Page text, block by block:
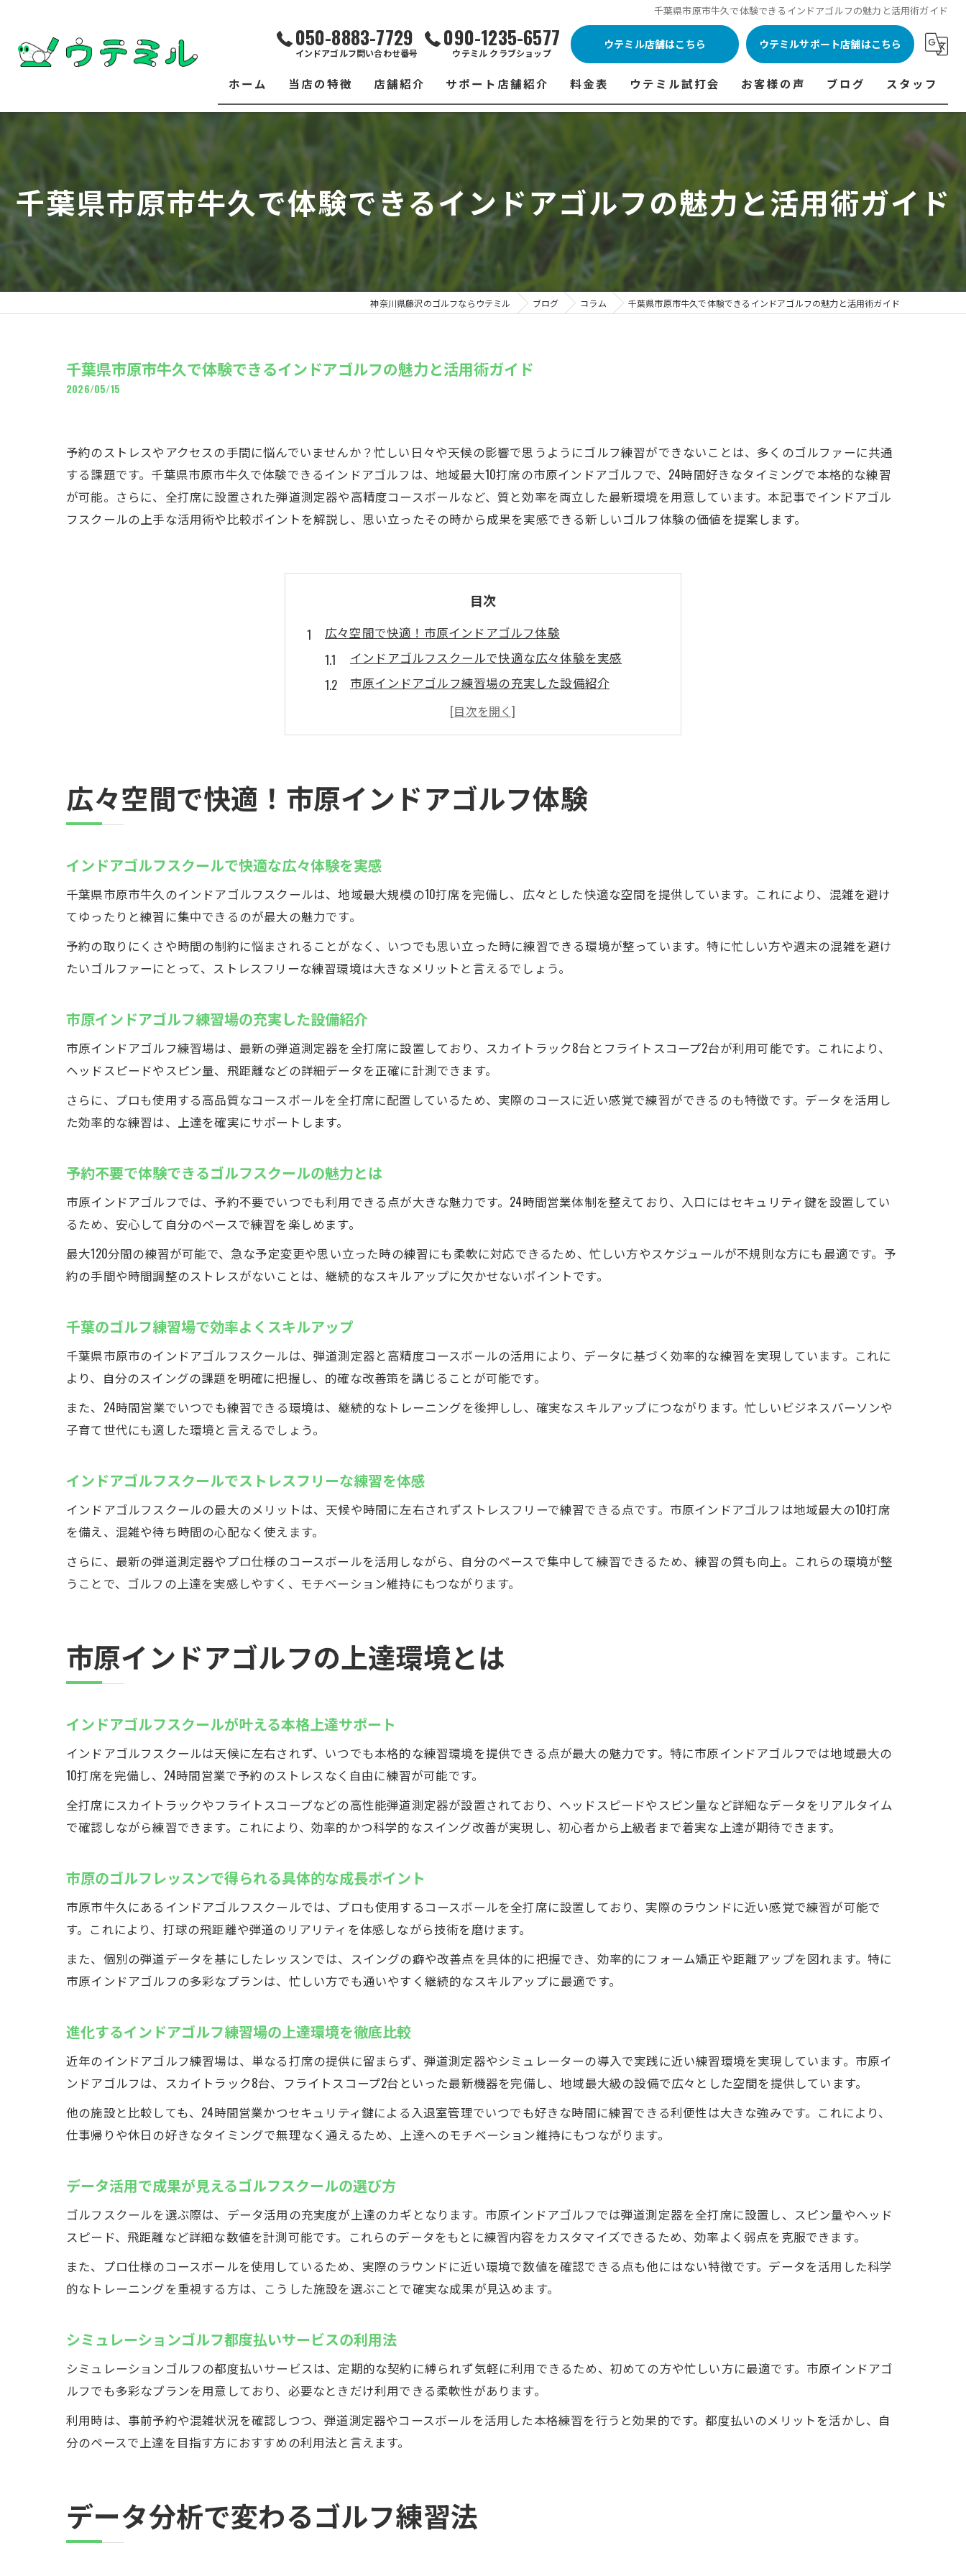
千葉県市原市牛久で体験できるインドアゴルフの魅力と活用術ガイド
050-8883-7729
インドアゴルフ問い合わせ番号
090-1235-6577
ウテミル クラブショップ
ウテミル店舗はこちら ウテミルサポート店舗はこちら
ホーム 当店の特徴
練習場
フィッティング
店舗紹介
ウテミル 浦安駅前店
市原インドアゴルフ
ウテミルスクール高崎店
サポート店舗紹介
シミュレーションゴルフ Caddy
スズヨンゴルフクラブ(SUZU4-GOLFCLUB)
料金表
浦安駅前店 料金表
市原インドアゴルフ 料金表
ウテミルスクール高崎店 料金表
サポート店舗 料金表
シミュレーションゴルフ Caddy 料金表
ウテミル試打会
ウテミル試打会とは・・・
ウテミル試打会日程
フィッテイング・試打会 商品ラインナップ一覧
よくある質問
試打会開催受付
お客様の声
フィッテイング・試打会参加者の声
ブログ スタッフ
代表あいさつ
千葉県市原市牛久で体験できるインドアゴルフの魅力と活用術ガイド
神奈川県藤沢のゴルフならウテミル ブログ コラム 千葉県市原市牛久で体験できるインドアゴルフの魅力と活用術ガイド
千葉県市原市牛久で体験できるインドアゴルフの魅力と活用術ガイド
2026/05/15
予約のストレスやアクセスの手間に悩んでいませんか？忙しい日々や天候の影響で思うようにゴルフ練習ができないことは、多くのゴルファーに共通
する課題です。千葉県市原市牛久で体験できるインドアゴルフは、地域最大10打席の市原インドアゴルフで、24時間好きなタイミングで本格的な練習
が可能。さらに、全打席に設置された弾道測定器や高精度コースボールなど、質と効率を両立した最新環境を用意しています。本記事でインドアゴル
フスクールの上手な活用術や比較ポイントを解説し、思い立ったその時から成果を実感できる新しいゴルフ体験の価値を提案します。
目次
広々空間で快適！市原インドアゴルフ体験
インドアゴルフスクールで快適な広々体験を実感
市原インドアゴルフ練習場の充実した設備紹介
予約不要で体験できるゴルフスクールの魅力とは
千葉のゴルフ練習場で効率よくスキルアップ
市原インドアゴルフの上達環境とは
インドアゴルフスクールが叶える本格上達サポート
進化するインドアゴルフ練習場の上達環境を徹底比較
インドアゴルフスクールの弾道測定で上達を加速
練習成果を数値で確認できる最新設備の活用術
シミュレーションゴルフでリアルなコース体験を実現
インドアゴルフスクールを24時間活用するメリット
深夜でも安心なインドアゴルフのセキュリティ対策
多彩なプランで無駄なく通えるゴルフスクール
今求められるインドアゴルフ活用術
インドアゴルフスクールで実現する効率的な練習法
市原インドアゴルフの活用でスコアアップを目指す
初心者から上級者まで満足できる練習環境の選び方
打席数が魅力の市原インドアゴルフスクール
インドアゴルフスクールの広々10打席活用テクニック
ゴルフ練習場の打席数と快適な練習空間の関係
市原のインドアゴルフスクールが支持される理由
広々空間で快適！市原インドアゴルフ体験
インドアゴルフスクールで快適な広々体験を実感
千葉県市原市牛久のインドアゴルフスクールは、地域最大規模の10打席を完備し、広々とした快適な空間を提供しています。これにより、混雑を避け
てゆったりと練習に集中できるのが最大の魅力です。
予約の取りにくさや時間の制約に悩まされることがなく、いつでも思い立った時に練習できる環境が整っています。特に忙しい方や週末の混雑を避け
たいゴルファーにとって、ストレスフリーな練習環境は大きなメリットと言えるでしょう。
市原インドアゴルフ練習場の充実した設備紹介
市原インドアゴルフ練習場は、最新の弾道測定器を全打席に設置しており、スカイトラック8台とフライトスコープ2台が利用可能です。これにより、
ヘッドスピードやスピン量、飛距離などの詳細データを正確に計測できます。
さらに、プロも使用する高品質なコースボールを全打席に配置しているため、実際のコースに近い感覚で練習ができるのも特徴です。データを活用し
た効率的な練習は、上達を確実にサポートします。
予約不要で体験できるゴルフスクールの魅力とは
市原インドアゴルフでは、予約不要でいつでも利用できる点が大きな魅力です。24時間営業体制を整えており、入口にはセキュリティ鍵を設置してい
るため、安心して自分のペースで練習を楽しめます。
最大120分間の練習が可能で、急な予定変更や思い立った時の練習にも柔軟に対応できるため、忙しい方やスケジュールが不規則な方にも最適です。予
約の手間や時間調整のストレスがないことは、継続的なスキルアップに欠かせないポイントです。
千葉のゴルフ練習場で効率よくスキルアップ
千葉県市原市のインドアゴルフスクールは、弾道測定器と高精度コースボールの活用により、データに基づく効率的な練習を実現しています。これに
より、自分のスイングの課題を明確に把握し、的確な改善策を講じることが可能です。
また、24時間営業でいつでも練習できる環境は、継続的なトレーニングを後押しし、確実なスキルアップにつながります。忙しいビジネスパーソンや
子育て世代にも適した環境と言えるでしょう。
インドアゴルフスクールでストレスフリーな練習を体感
インドアゴルフスクールの最大のメリットは、天候や時間に左右されずストレスフリーで練習できる点です。市原インドアゴルフは地域最大の10打席
を備え、混雑や待ち時間の心配なく使えます。
さらに、最新の弾道測定器やプロ仕様のコースボールを活用しながら、自分のペースで集中して練習できるため、練習の質も向上。これらの環境が整
うことで、ゴルフの上達を実感しやすく、モチベーション維持にもつながります。
市原インドアゴルフの上達環境とは
インドアゴルフスクールが叶える本格上達サポート
インドアゴルフスクールは天候に左右されず、いつでも本格的な練習環境を提供できる点が最大の魅力です。特に市原インドアゴルフでは地域最大の
10打席を完備し、24時間営業で予約のストレスなく自由に練習が可能です。
全打席にスカイトラックやフライトスコープなどの高性能弾道測定器が設置されており、ヘッドスピードやスピン量など詳細なデータをリアルタイム
で確認しながら練習できます。これにより、効率的かつ科学的なスイング改善が実現し、初心者から上級者まで着実な上達が期待できます。
市原のゴルフレッスンで得られる具体的な成長ポイント
市原市牛久にあるインドアゴルフスクールでは、プロも使用するコースボールを全打席に設置しており、実際のラウンドに近い感覚で練習が可能で
す。これにより、打球の飛距離や弾道のリアリティを体感しながら技術を磨けます。
また、個別の弾道データを基にしたレッスンでは、スイングの癖や改善点を具体的に把握でき、効率的にフォーム矯正や距離アップを図れます。特に
市原インドアゴルフの多彩なプランは、忙しい方でも通いやすく継続的なスキルアップに最適です。
進化するインドアゴルフ練習場の上達環境を徹底比較
近年のインドアゴルフ練習場は、単なる打席の提供に留まらず、弾道測定器やシミュレーターの導入で実践に近い練習環境を実現しています。市原イ
ンドアゴルフは、スカイトラック8台、フライトスコープ2台といった最新機器を完備し、地域最大級の設備で広々とした空間を提供しています。
他の施設と比較しても、24時間営業かつセキュリティ鍵による入退室管理でいつでも好きな時間に練習できる利便性は大きな強みです。これにより、
仕事帰りや休日の好きなタイミングで無理なく通えるため、上達へのモチベーション維持にもつながります。
データ活用で成果が見えるゴルフスクールの選び方
ゴルフスクールを選ぶ際は、データ活用の充実度が上達のカギとなります。市原インドアゴルフでは弾道測定器を全打席に設置し、スピン量やヘッド
スピード、飛距離など詳細な数値を計測可能です。これらのデータをもとに練習内容をカスタマイズできるため、効率よく弱点を克服できます。
また、プロ仕様のコースボールを使用しているため、実際のラウンドに近い環境で数値を確認できる点も他にはない特徴です。データを活用した科学
的なトレーニングを重視する方は、こうした施設を選ぶことで確実な成果が見込めます。
シミュレーションゴルフ都度払いサービスの利用法
シミュレーションゴルフの都度払いサービスは、定期的な契約に縛られず気軽に利用できるため、初めての方や忙しい方に最適です。市原インドアゴ
ルフでも多彩なプランを用意しており、必要なときだけ利用できる柔軟性があります。
利用時は、事前予約や混雑状況を確認しつつ、弾道測定器やコースボールを活用した本格練習を行うと効果的です。都度払いのメリットを活かし、自
分のペースで上達を目指す方におすすめの利用法と言えます。
データ分析で変わるゴルフ練習法